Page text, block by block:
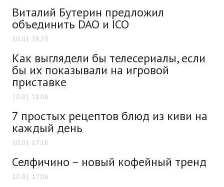
Виталий Бутерин предложил
объединить DAO и ICO
10.01 18:25
Как выглядели бы телесериалы, если
бы их показывали на игровой
приставке
10.01 18:06
7 простых рецептов блюд из киви на
каждый день
10.01 17:18
Селфичино – новый кофейный тренд
10.01 17:06